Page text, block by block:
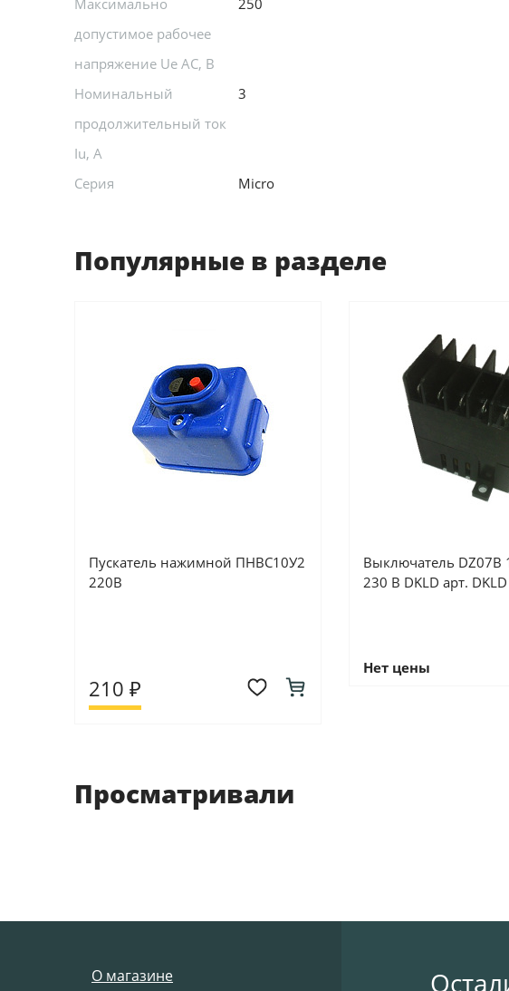
Максимально
допустимое рабочее
напряжение Ue AC, В
250
Номинальный
продолжительный ток
Iu, А
3
Серия Micro
Популярные в разделе
Пускатель нажимной ПНВС10У2
220В
210 ₽
Выключатель DZ07B
230 В DKLD арт.
Нет цены
Просматривали
О магазине